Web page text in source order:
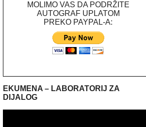
MOLIMO VAS DA PODRŽITE
AUTOGRAF UPLATOM
PREKO PAYPAL-A:
EKUMENA – LABORATORIJ ZA
DIJALOG